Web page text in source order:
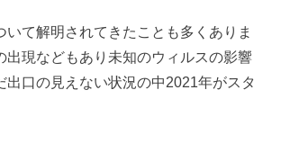
いて解明されてきたことも多くありま
出現などもあり未知のウィルスの影響
出口の見えない状況の中2021年がスタ